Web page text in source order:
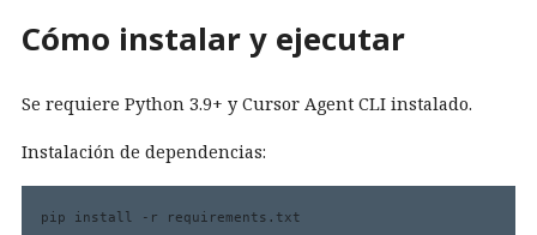
Cómo instalar y ejecutar
Se requiere Python 3.9+ y Cursor Agent CLI instalado.
Instalación de dependencias:
pip install -r requirements.txt